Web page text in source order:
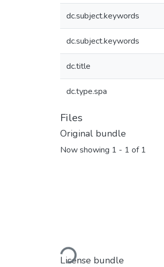
dc.subject.keywords
dc.subject.keywords
dc.title
dc.type.spa
Files
Original bundle
Now showing 1 - 1 of 1
Loading...
License bundle